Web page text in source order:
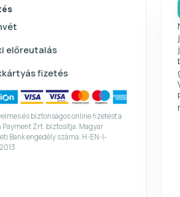
előreutalás
fizetés
és biztonságos online fizetést a
Payment Zrt. biztosítja. Magyar
Bank engedély száma: H-EN-I-